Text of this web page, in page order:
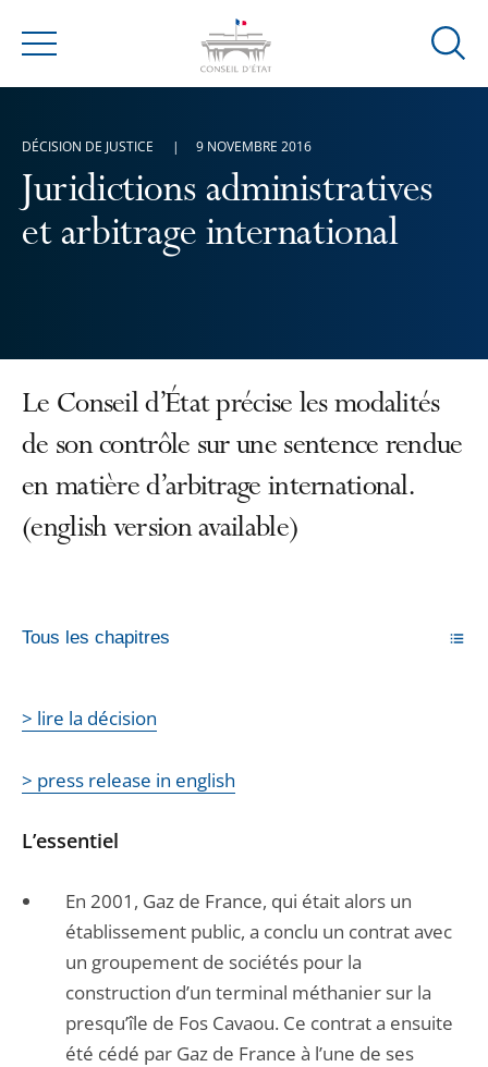
Menu
Ouvrir
Juridictions administratives
et arbitrage international
DÉCISION DE JUSTICE 9 NOVEMBRE 2016
Le Conseil d’État précise les modalités
de son contrôle sur une sentence rendue
en matière d’arbitrage international.
(english version available)
Tous les chapitres
> lire la décision
> press release in english
L’essentiel
En 2001, Gaz de France, qui était alors un
établissement public, a conclu un contrat avec
un groupement de sociétés pour la
construction d’un terminal méthanier sur la
presqu’île de Fos Cavaou. Ce contrat a ensuite
été cédé par Gaz de France à l’une de ses